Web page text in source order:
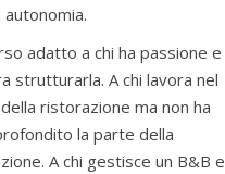
autonomia.
adatto a chi ha passione e
strutturarla. A chi lavora nel
ristorazione ma non ha
la parte della
A chi gestisce un B&B e